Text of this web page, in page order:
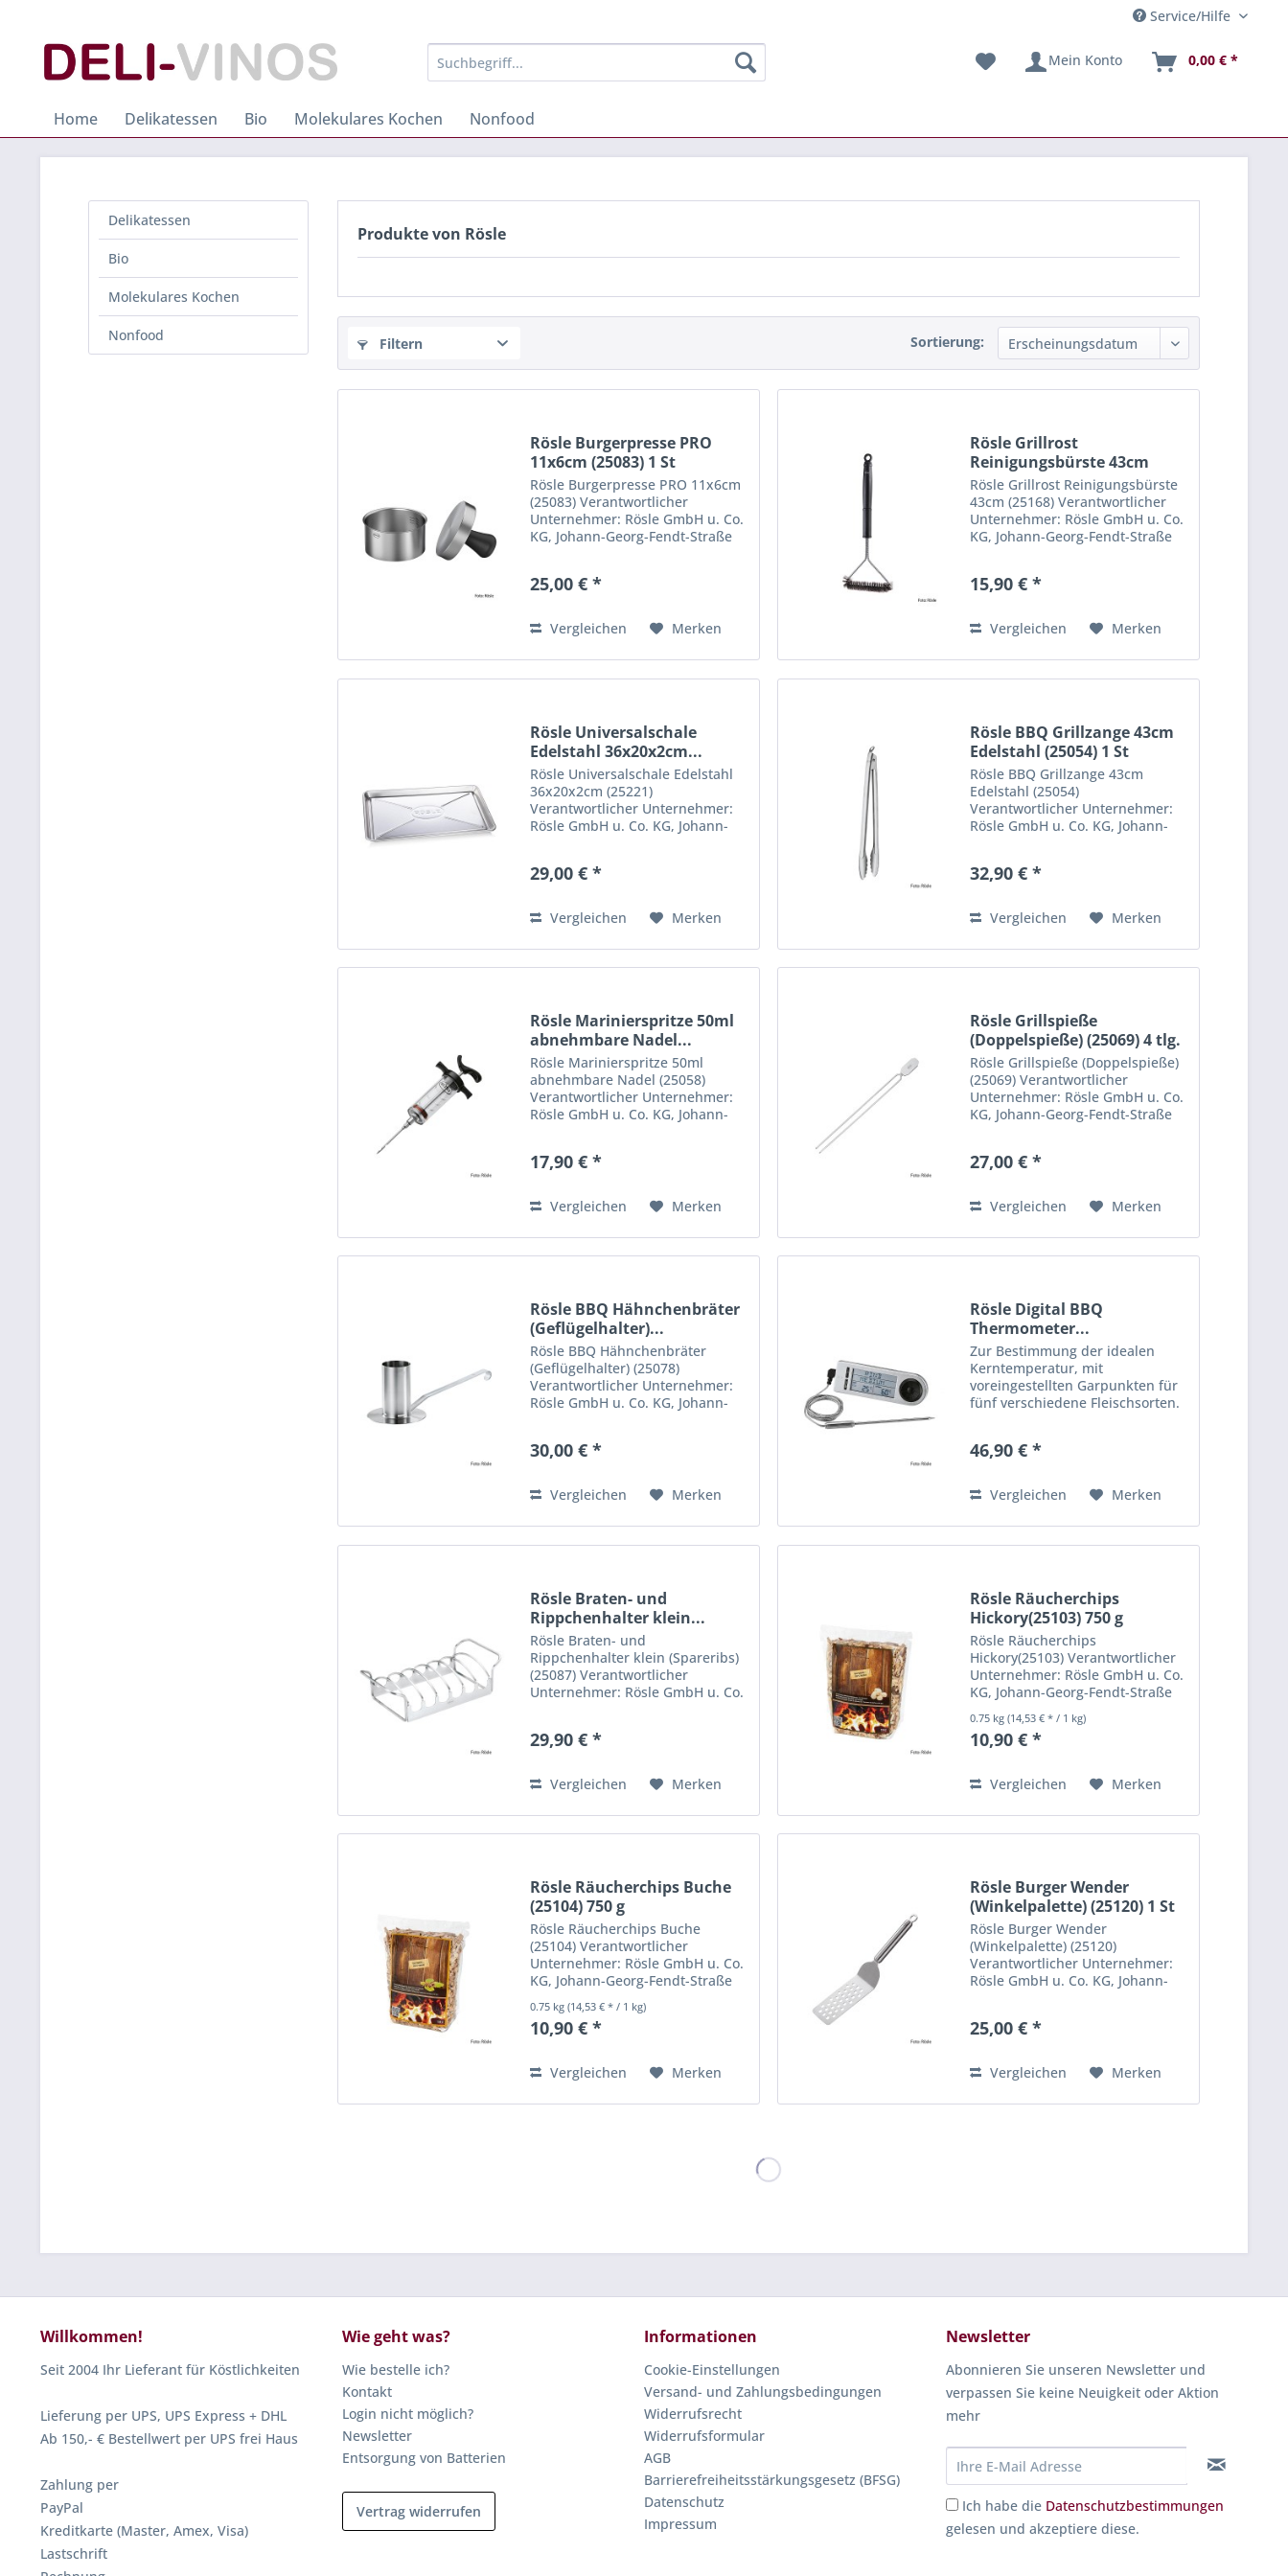
Service/Hilfe
Mein Konto 0,00 € *
Home Delikatessen Bio Molekulares Kochen Nonfood
Delikatessen
Bio
Molekulares Kochen
Nonfood
Produkte von Rösle
Filtern Sortierung:
Rösle Burgerpresse PRO
11x6cm (25083) 1 St
Rösle Burgerpresse PRO 11x6cm
(25083) Verantwortlicher
Unternehmer: Rösle GmbH u. Co.
KG, Johann-Georg-Fendt-Straße
25,00 € *
Vergleichen Merken
Rösle Grillrost
Reinigungsbürste 43cm
(25168) 1 St
Rösle Grillrost Reinigungsbürste
43cm (25168) Verantwortlicher
Unternehmer: Rösle GmbH u. Co.
KG, Johann-Georg-Fendt-Straße
15,90 € *
Vergleichen Merken
Rösle Universalschale
Edelstahl 36x20x2cm...
Rösle Universalschale Edelstahl
36x20x2cm (25221)
Verantwortlicher Unternehmer:
Rösle GmbH u. Co. KG, Johann-
support@roesle.de
29,00 € *
Vergleichen Merken
Rösle BBQ Grillzange 43cm
Edelstahl (25054) 1 St
Rösle BBQ Grillzange 43cm
Edelstahl (25054)
Verantwortlicher Unternehmer:
Rösle GmbH u. Co. KG, Johann-
support@roesle.de
32,90 € *
Vergleichen Merken
Rösle Marinierspritze 50ml
abnehmbare Nadel...
Rösle Marinierspritze 50ml
abnehmbare Nadel (25058)
Verantwortlicher Unternehmer:
Rösle GmbH u. Co. KG, Johann-
support@roesle.de
17,90 € *
Vergleichen Merken
Rösle Grillspieße
(Doppelspieße) (25069) 4 tlg.
Rösle Grillspieße (Doppelspieße)
(25069) Verantwortlicher
Unternehmer: Rösle GmbH u. Co.
KG, Johann-Georg-Fendt-Straße
27,00 € *
Vergleichen Merken
Rösle BBQ Hähnchenbräter
(Geflügelhalter)...
Rösle BBQ Hähnchenbräter
(Geflügelhalter) (25078)
Verantwortlicher Unternehmer:
Rösle GmbH u. Co. KG, Johann-
support@roesle.de
30,00 € *
Vergleichen Merken
Rösle Digital BBQ
Thermometer...
Zur Bestimmung der idealen
Kerntemperatur, mit
voreingestellten Garpunkten für
fünf verschiedene Fleischsorten.
Grill. Messbereich zwischen -20
46,90 € *
Vergleichen Merken
Rösle Braten- und
Rippchenhalter klein...
Rösle Braten- und
Rippchenhalter klein (Spareribs)
(25087) Verantwortlicher
Unternehmer: Rösle GmbH u. Co.
Deutschland. support@roesle.de
29,90 € *
Vergleichen Merken
Rösle Räucherchips
Hickory(25103) 750 g
Rösle Räucherchips
Hickory(25103) Verantwortlicher
Unternehmer: Rösle GmbH u. Co.
KG, Johann-Georg-Fendt-Straße
Deutschland. support@roesle.de
0.75 kg(14,53 € * / 1 kg)
10,90 € *
Vergleichen Merken
Rösle Räucherchips Buche
(25104) 750 g
Rösle Räucherchips Buche
(25104) Verantwortlicher
Unternehmer: Rösle GmbH u. Co.
KG, Johann-Georg-Fendt-Straße
Deutschland. support@roesle.de
0.75 kg(14,53 € * / 1 kg)
10,90 € *
Vergleichen Merken
Rösle Burger Wender
(Winkelpalette) (25120) 1 St
Rösle Burger Wender
(Winkelpalette) (25120)
Verantwortlicher Unternehmer:
Rösle GmbH u. Co. KG, Johann-
support@roesle.de
25,00 € *
Vergleichen Merken
Willkommen!
Seit 2004 Ihr Lieferant für Köstlichkeiten
Lieferung per UPS, UPS Express + DHL
Ab 150,- € Bestellwert per UPS frei Haus
Zahlung per
PayPal
Kreditkarte (Master, Amex, Visa)
Lastschrift
Wie geht was?
Wie bestelle ich?
Kontakt
Login nicht möglich?
Newsletter
Entsorgung von Batterien
Vertrag widerrufen
Informationen
Cookie-Einstellungen
Versand- und Zahlungsbedingungen
Widerrufsrecht
Widerrufsformular
AGB
Barrierefreiheitsstärkungsgesetz (BFSG)
Datenschutz
Impressum
Newsletter
Abonnieren Sie unseren Newsletter und
verpassen Sie keine Neuigkeit oder Aktion
mehr
Ich habe die Datenschutzbestimmungen
gelesen und akzeptiere diese.